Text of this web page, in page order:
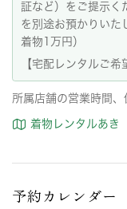
証など）をご提示く
を別途お預かりいた
着物1万円）
【宅配レンタルご希
所属店舗の営業時間、
着物レンタルあ
予約カレンダー